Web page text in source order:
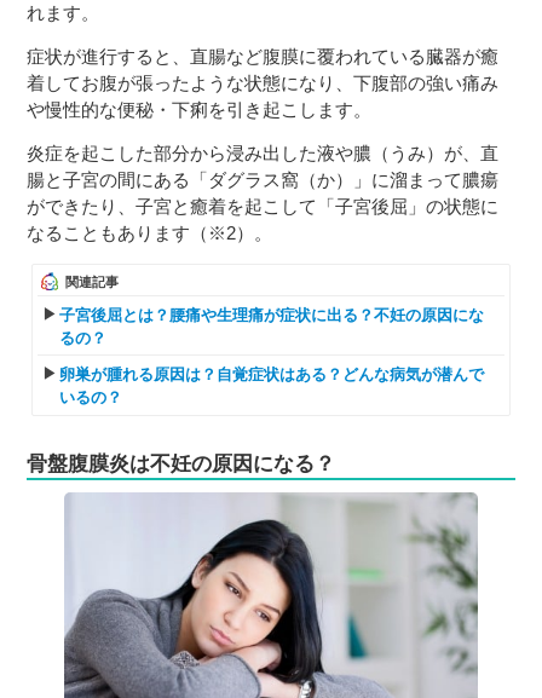
れます。
症状が進行すると、直腸など腹膜に覆われている臓器が癒
着してお腹が張ったような状態になり、下腹部の強い痛み
や慢性的な便秘・下痢を引き起こします。
炎症を起こした部分から浸み出した液や膿（うみ）が、直
腸と子宮の間にある「ダグラス窩（か）」に溜まって膿瘍
ができたり、子宮と癒着を起こして「子宮後屈」の状態に
なることもあります（※2）。
関連記事
子宮後屈とは？腰痛や生理痛が症状に出る？不妊の原因にな
るの？
卵巣が腫れる原因は？自覚症状はある？どんな病気が潜んで
いるの？
骨盤腹膜炎は不妊の原因になる？